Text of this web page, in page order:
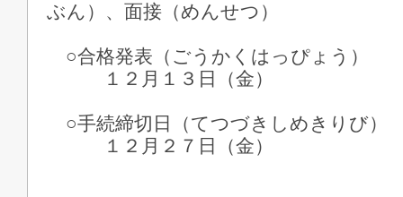
ぶん）、面接（めんせつ）
○合格発表（ごうかくはっぴょう）
１２月１３日（金）
○手続締切日（てつづきしめきりび）
１２月２７日（金）